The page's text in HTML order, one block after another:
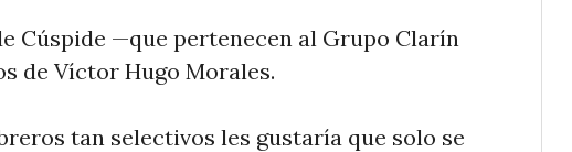
Cúspide —que pertenecen al Grupo Clarín
de Víctor Hugo Morales.
tan selectivos les gustaría que solo se